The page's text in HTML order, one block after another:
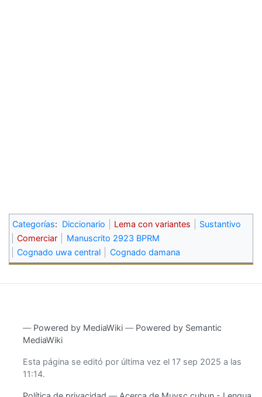
Categorías: Diccionario Lema con variantes
Sustantivo
Comerciar
Manuscrito 2923 BPRM
Cognado uwa central
Cognado damana
― Powered by MediaWiki ― Powered by Semantic
MediaWiki
Esta página se editó por última vez el 17 sep 2025 a las
11:14.